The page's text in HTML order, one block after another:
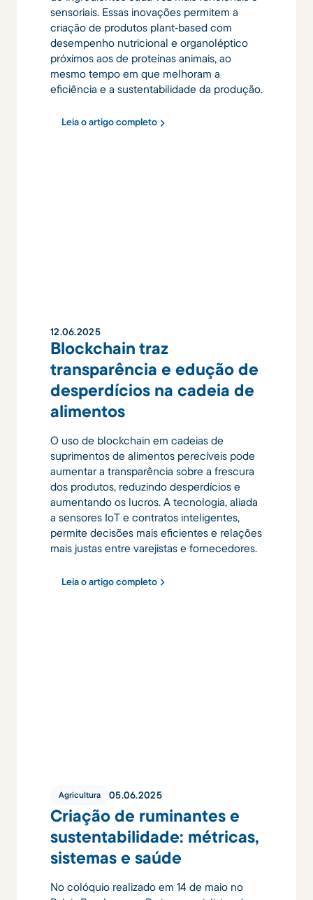
sensoriais. Essas inovações permitem a
criação de produtos plant‑based com
desempenho nutricional e organoléptico
próximos aos de proteínas animais, ao
mesmo tempo em que melhoram a
eficiência e a sustentabilidade da produção.
Leia o artigo completo
12.06.2025
Blockchain traz
transparência e edução de
desperdícios na cadeia de
alimentos
O uso de blockchain em cadeias de
suprimentos de alimentos perecíveis pode
aumentar a transparência sobre a frescura
dos produtos, reduzindo desperdícios e
aumentando os lucros. A tecnologia, aliada
a sensores IoT e contratos inteligentes,
permite decisões mais eficientes e relações
mais justas entre varejistas e fornecedores.
Leia o artigo completo
Agricultura 05.06.2025
Criação de ruminantes e
sustentabilidade: métricas,
sistemas e saúde
No colóquio realizado em 14 de maio no